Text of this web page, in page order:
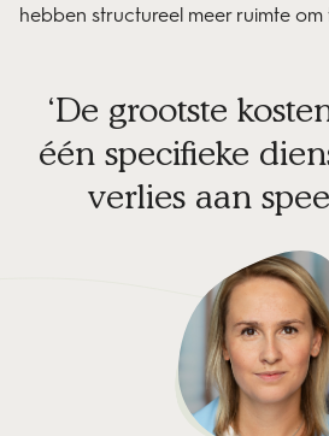
hebben structureel meer ruimte om
De grootste
één specifieke
verlies aan